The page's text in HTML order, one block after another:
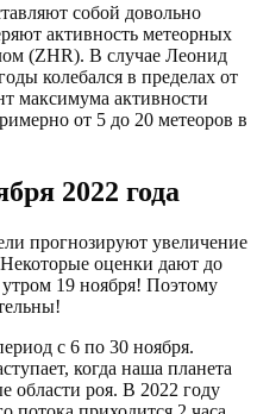
собой довольно
активность метеорных
(ZHR). В случае Леонид
колебался в пределах от
максимума активности
от 5 до 20 метеоров в
2022 года
прогнозируют увеличение
оценки дают до
19 ноября! Поэтому
с 6 по 30 ноября.
когда наша планета
области роя. В 2022 году